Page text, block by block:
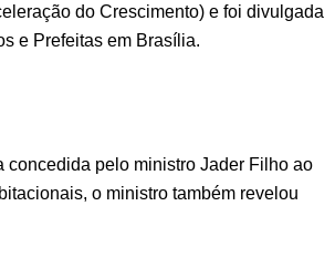
do Crescimento) e foi divulgada
e Prefeitas em Brasília.
concedida pelo ministro Jader Filho ao
o ministro também revelou